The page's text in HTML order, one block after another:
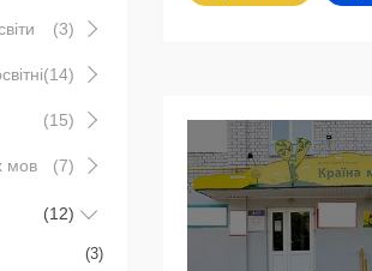
(3)
(14)
(15)
мов
(7)
(12)
(3)